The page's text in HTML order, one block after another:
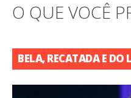
O QUE VOCÊ
BELA, RECATADA E DO